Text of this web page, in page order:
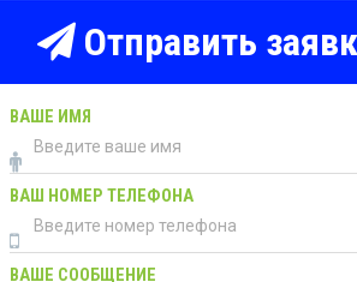
Отправить
ВАШЕ ИМЯ
ВАШ НОМЕР ТЕЛЕФОНА
ВАШЕ СООБЩЕНИЕ